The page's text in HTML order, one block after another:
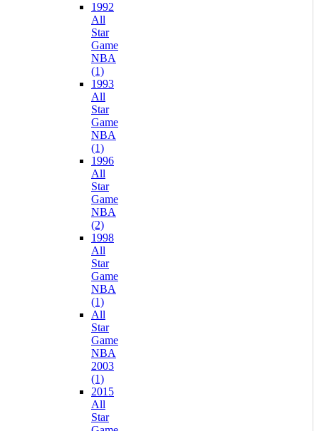
1992
All
Star
Game
NBA
(1)
1993
All
Star
Game
NBA
(1)
1996
All
Star
Game
NBA
(2)
1998
All
Star
Game
NBA
(1)
All
Star
Game
NBA
2003
(1)
2015
All
Star